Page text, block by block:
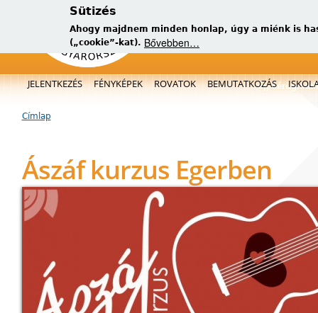
Sütizés
Ahogy majdnem minden honlap, úgy a miénk is
(„cookie”-kat). Bővebben…
új,
Főmenü
JELENTKEZÉS FÉNYKÉPEK ROVATOK BEMUTATKOZÁS
Jelenlegi hely
Címlap
Ászáf kurzus Egerben